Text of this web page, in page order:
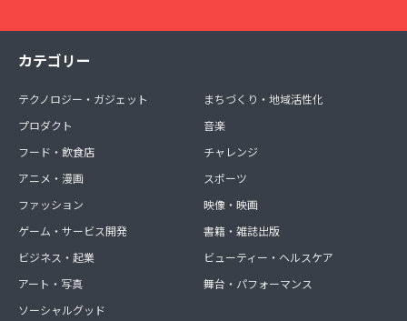
カテゴリー
テクノロジー・ガジェット
プロダクト
フード・飲食店
アニメ・漫画
ファッション
ゲーム・サービス開発
ビジネス・起業
アート・写真
ソーシャルグッド
まちづくり・地域活性化
音楽
チャレンジ
スポーツ
映像・映画
書籍・雑誌出版
ビューティー・ヘルスケア
舞台・パフォーマンス